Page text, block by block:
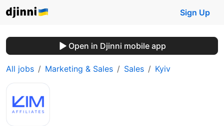
Sign Up
Open in Djinni mobile app
All jobs Marketing & Sales Sales Kyiv